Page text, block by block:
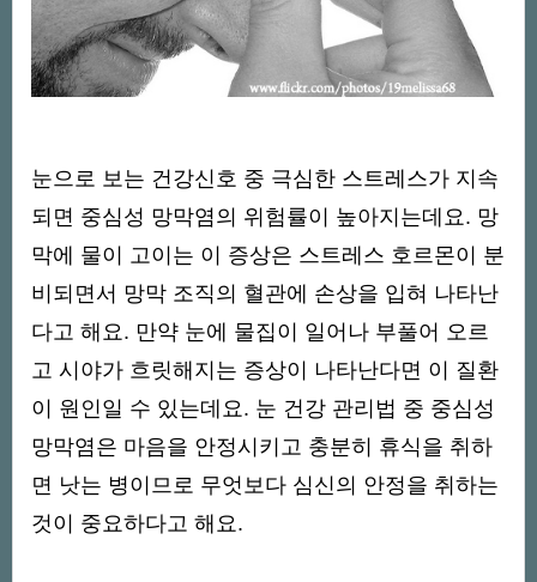
눈으로 보는 건강신호 중 극심한 스트레스가 지속
되면 중심성 망막염의 위험률이 높아지는데요. 망
막에 물이 고이는 이 증상은 스트레스 호르몬이 분
비되면서 망막 조직의 혈관에 손상을 입혀 나타난
다고 해요. 만약 눈에 물집이 일어나 부풀어 오르
고 시야가 흐릿해지는 증상이 나타난다면 이 질환
이 원인일 수 있는데요. 눈 건강 관리법 중 중심성
망막염은 마음을 안정시키고 충분히 휴식을 취하
면 낫는 병이므로 무엇보다 심신의 안정을 취하는
것이 중요하다고 해요.